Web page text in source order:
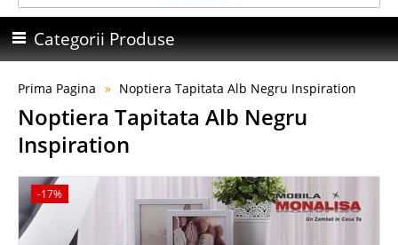
Categorii Produse
Prima Pagina Noptiera Tapitata Alb Negru Inspiration
Noptiera Tapitata Alb Negru
Inspiration
-17%